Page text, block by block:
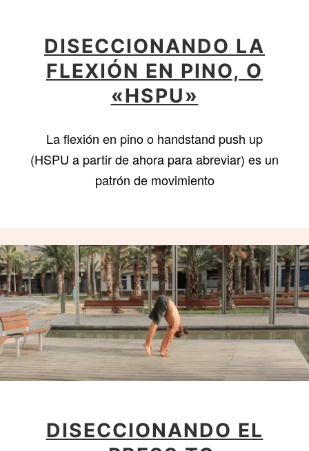
DISECCIONANDO LA
FLEXIÓN EN PINO, O
«HSPU»
La flexión en pino o handstand push up
(HSPU a partir de ahora para abreviar) es un
patrón de movimiento
DISECCIONANDO EL